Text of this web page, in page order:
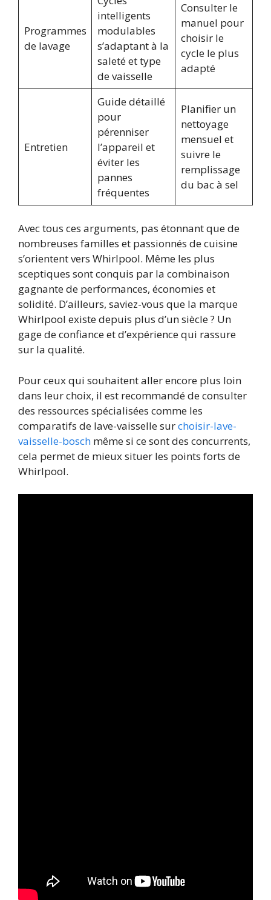
Programmes
de lavage
intelligents
modulables
s’adaptant à la
saleté et type
de vaisselle
Consulter le
manuel pour
choisir le
cycle le plus
adapté
Entretien
Guide détaillé
pour
pérenniser
l’appareil et
éviter les
pannes
fréquentes
Planifier un
nettoyage
mensuel et
suivre le
remplissage
du bac à sel
Avec tous ces arguments, pas étonnant que de
nombreuses familles et passionnés de cuisine
s’orientent vers Whirlpool. Même les plus
sceptiques sont conquis par la combinaison
gagnante de performances, économies et
solidité. D’ailleurs, saviez-vous que la marque
Whirlpool existe depuis plus d’un siècle ? Un
gage de confiance et d’expérience qui rassure
sur la qualité.
Pour ceux qui souhaitent aller encore plus loin
dans leur choix, il est recommandé de consulter
des ressources spécialisées comme les
comparatifs de lave-vaisselle surchoisir-lave-
vaisselle-bosch même si ce sont des concurrents,
cela permet de mieux situer les points forts de
Whirlpool.